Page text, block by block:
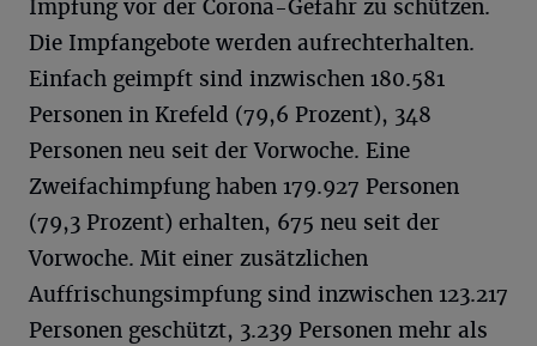
Impfung vor der Corona-Gefahr zu schützen.
Die Impfangebote werden aufrechterhalten.
Einfach geimpft sind inzwischen 180.581
Personen in Krefeld (79,6 Prozent), 348
Personen neu seit der Vorwoche. Eine
Zweifachimpfung haben 179.927 Personen
(79,3 Prozent) erhalten, 675 neu seit der
Vorwoche. Mit einer zusätzlichen
Auffrischungsimpfung sind inzwischen 123.217
Personen geschützt, 3.239 Personen mehr als